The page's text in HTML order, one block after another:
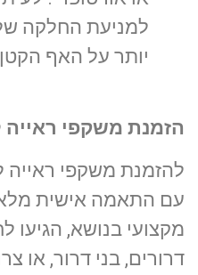
למניעת החלקה
יותר על האף
הזמנת משקפי ראייה
להזמנת משקפי ראייה
עם התאמה אישית
מקצועי בנושא, הגיעו
דרורים, בני דרור, או